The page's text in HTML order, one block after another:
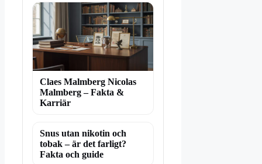
Claes Malmberg Nicolas
Malmberg – Fakta &
Karriär
Snus utan nikotin och
tobak – är det farligt?
Fakta och guide